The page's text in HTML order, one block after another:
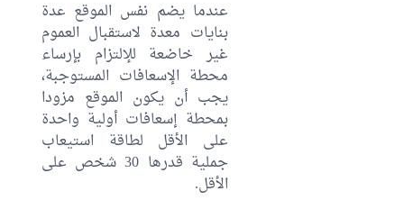
عندما يضم نفس الموقع عدة
بنايات معدة لاستقبال العموم
غير خاضعة للإلتزام بإرساء
محطة الإسعافات المستوجبة،
يجب أن يكون الموقع مزودا
بمحطة إسعافات أولية واحدة
على الأقل لطاقة استيعاب
جملية قدرها 30 شخص على
الأقل.